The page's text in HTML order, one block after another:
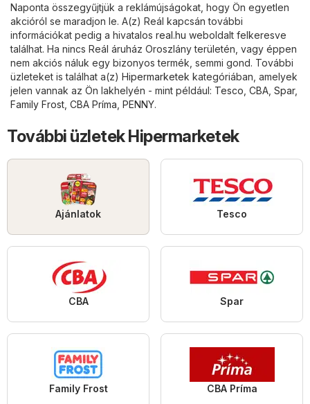
Naponta összegyűjtjük a reklámújságokat, hogy Ön egyetlen
akcióról se maradjon le. A(z) Reál kapcsán további
információkat pedig a hivatalos real.hu weboldalt felkeresve
találhat. Ha nincs Reál áruház Oroszlány területén, vagy éppen
nem akciós náluk egy bizonyos termék, semmi gond. További
üzleteket is találhat a(z) Hipermarketek kategóriában, amelyek
jelen vannak az Ön lakhelyén - mint például: Tesco CBA Spar,
Family Frost CBA Príma PENNY.
További üzletek Hipermarketek
Ajánlatok Tesco
CBA Spar
Family Frost CBA Príma